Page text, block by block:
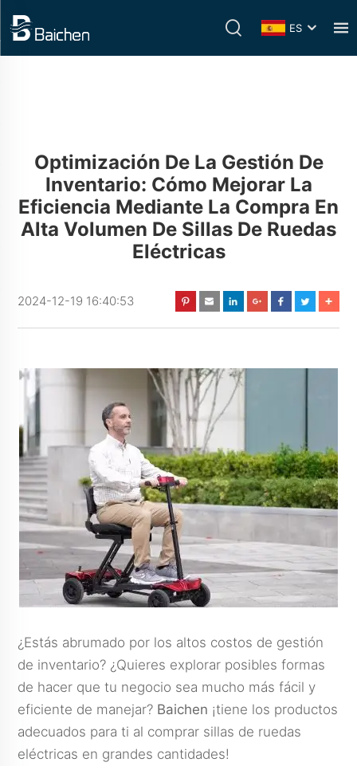
ES
Optimización De La Gestión De
Inventario: Cómo Mejorar La
Eficiencia Mediante La Compra En
Alta Volumen De Sillas De Ruedas
Eléctricas
2024-12-19 16:40:53
¿Estás abrumado por los altos costos de gestión
de inventario? ¿Quieres explorar posibles formas
de hacer que tu negocio sea mucho más fácil y
eficiente de manejar? Baichen ¡tiene los productos
adecuados para ti al comprar sillas de ruedas
eléctricas en grandes cantidades!